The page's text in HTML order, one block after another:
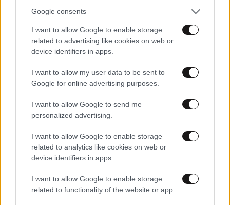
Google consents
I want to allow Google to enable storage
related to advertising like cookies on web or
device identifiers in apps.
I want to allow my user data to be sent to
Google for online advertising purposes.
I want to allow Google to send me
personalized advertising.
I want to allow Google to enable storage
related to analytics like cookies on web or
device identifiers in apps.
I want to allow Google to enable storage
related to functionality of the website or app.